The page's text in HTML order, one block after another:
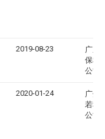
2019-08-23
广东
保科
公司
2020-01-24
广州
若科
公司